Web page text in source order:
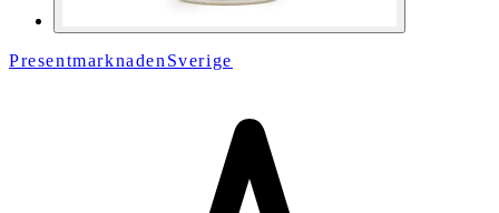
PresentmarknadenSverige